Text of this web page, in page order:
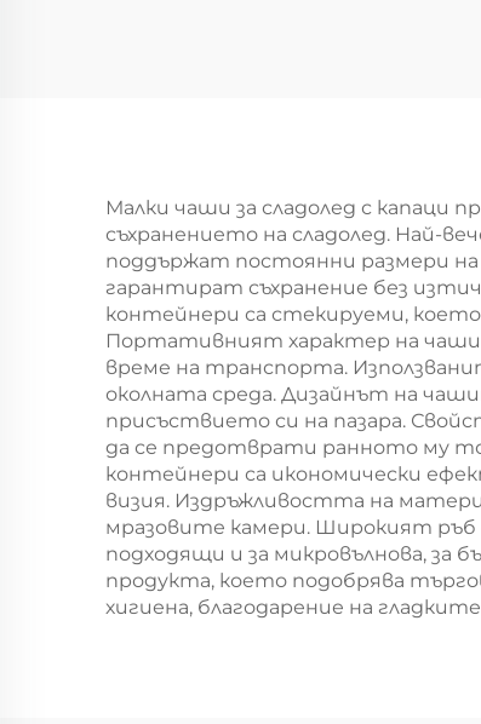
сандвич, сладолед,
кръгли/овални
узори като
алтернатива на
пластмасата
Малки чаши за сладолед с
съхранението на сладолед. Най-
поддържат постоянни размери
гарантират съхранение без
контейнери са стекируеми,
Портативният характер на
време на транспорта.
околната среда. Дизайнът на
присъствието си на пазара.
да се предотврати ранното му
контейнери са икономически
визия. Издръжливостта на
мразовите камери. Широкият ръб
подходящи и за микровълнова, за
продукта, което подобрява
хигиена, благодарение на